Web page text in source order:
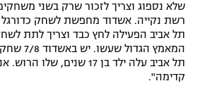
לוח דרושים – ג'ובנט
תגיות
שלא נספוג וצריך לזכור שרק בשני
רשת נקייה. אשדוד מחפשת לשחק כדורגל
תל אביב הפעילה לחץ כבד וצריך לתת
תל אביב עלה ילד בן 17 שנים,
קדימה".